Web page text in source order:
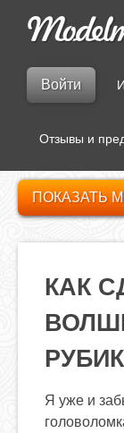
Войти
Отзывы и
КАК
Я уже и
ПОКАЗАТЬ